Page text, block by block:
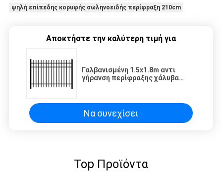
ψηλή επίπεδης κορυφής σωληνοειδής περίφραξη 210cm
Αποκτήστε την καλύτερη τιμή για
Γαλβανισμένη 1.5x1.8m αντι
γήρανση περίφραξης χάλυβα
Να συνεχίσει
Top Προϊόντα